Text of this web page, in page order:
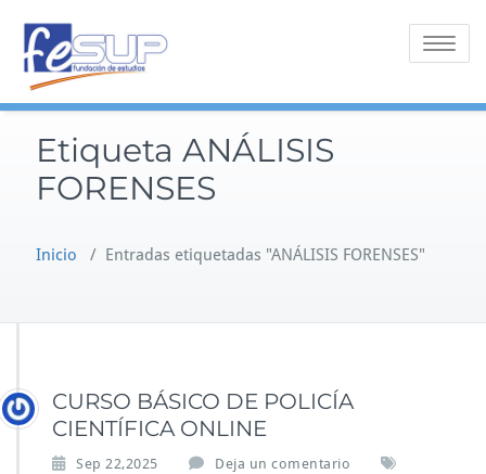
contenido
Alternar
Etiqueta ANÁLISIS
FORENSES
Inicio / Entradas etiquetadas "ANÁLISIS FORENSES"
CURSO BÁSICO DE POLICÍA
CIENTÍFICA ONLINE
Sep 22,2025
Deja un comentario